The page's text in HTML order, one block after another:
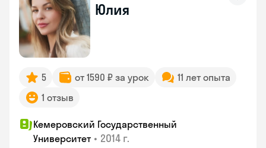
Юлия
5 от 1590 ₽ за урок
11 лет опыта
1 отзыв
Кемеровский Государственный
Университет • 2014 г.